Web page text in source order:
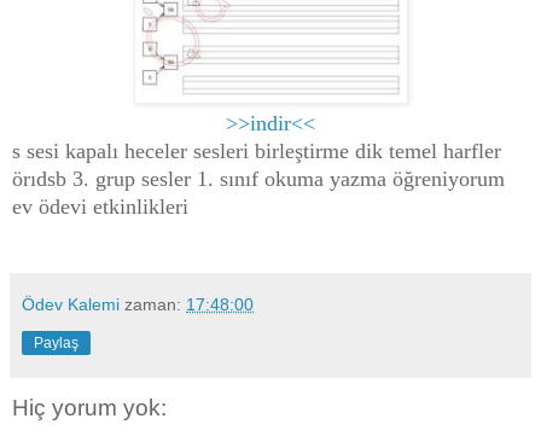
>>indir<<
s sesi kapalı heceler sesleri birleştirme dik temel harfler
örıdsb 3. grup sesler 1. sınıf okuma yazma öğreniyorum
ev ödevi etkinlikleri
Ödev Kalemi zaman: 17:48:00
Paylaş
Hiç yorum yok: